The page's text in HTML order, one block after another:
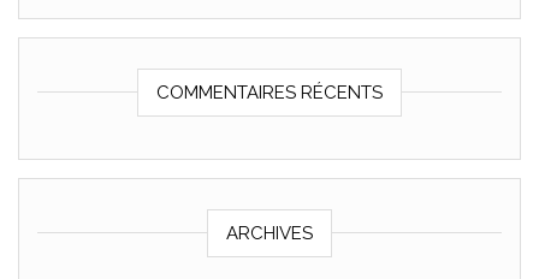
COMMENTAIRES RÉCENTS
ARCHIVES